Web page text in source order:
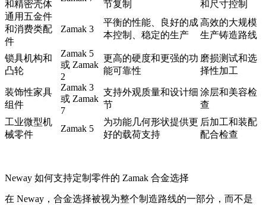
和精密壳体
节复制
和尺寸控制
通用五金件
和消费类配
件
Zamak 3
平衡的性能、良好的成
本控制、稳定的生产
高效的大规模
生产铸造路线
锁具机构和
凸轮
Zamak 5
或 Zamak
2
更高的硬度和更强的功
能可靠性
磨损测试和选
择性加工
装饰性家具
组件
Zamak 3
或 Zamak
7
支持外观质量和设计细
节
涂层和美容检
查
工业微型机
械零件
Zamak 5
为功能几何形状提供更
好的载荷支持
后加工和装配
配合检查
Neway 如何支持定制零件的 Zamak 合金选择
在 Neway，合金选择被视为整个制造路线的一部分，而不是